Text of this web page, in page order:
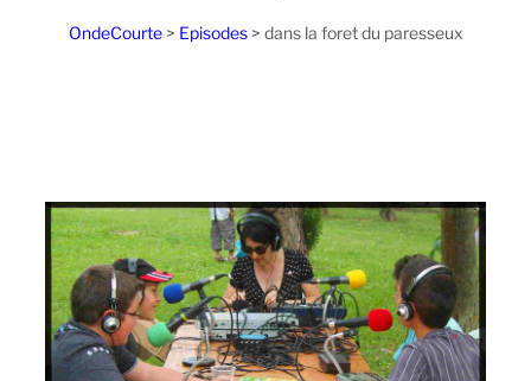
OndeCourte> Episodes> dans la foret du paresseux